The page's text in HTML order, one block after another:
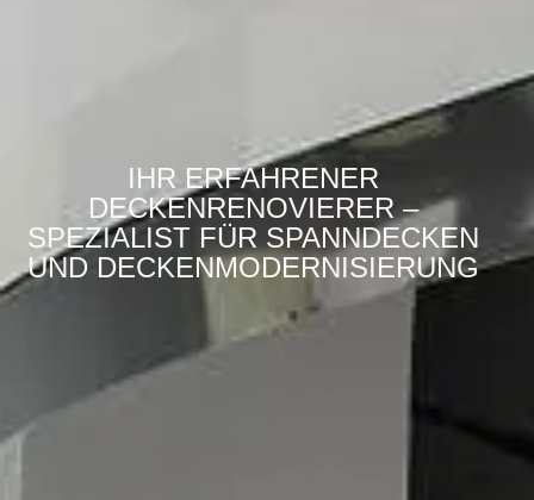
IHR ERFAHRENER
DECKENRENOVIERER –
SPEZIALIST FÜR SPANNDECKEN
UND DECKENMODER­NISIERUNG